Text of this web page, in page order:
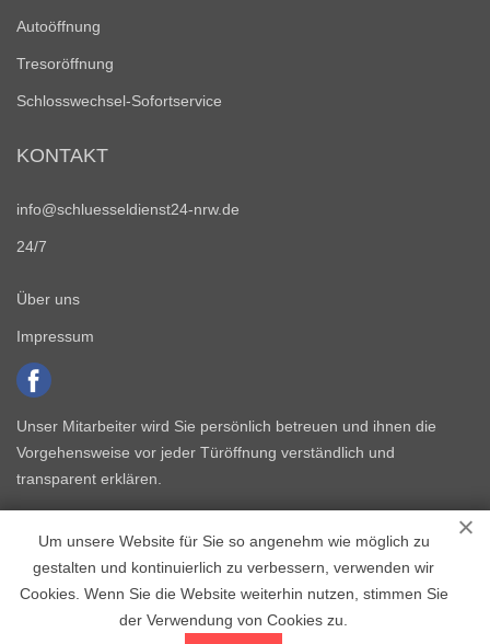
Um unsere Website für Sie so angenehm wie möglich zu
gestalten und kontinuierlich zu verbessern, verwenden wir
Cookies. Wenn Sie die Website weiterhin nutzen, stimmen Sie
der Verwendung von Cookies zu.
Autoöffnung
Tresoröffnung
Schlosswechsel-Sofortservice
KONTAKT
info@schluesseldienst24-nrw.de
24/7
Über uns
Impressum
Unser Mitarbeiter wird Sie persönlich betreuen und ihnen die
Vorgehensweise vor jeder Türöffnung verständlich und
transparent erklären.
Copyright © 2015 - 2026 Schlüsseldienst NRW